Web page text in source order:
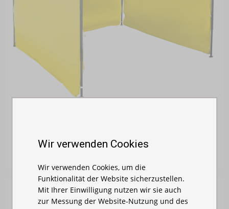
Auf Lager
Wir verwenden Cookies
Wir verwenden Cookies, um die
Funktionalität der Website sicherzustellen.
Mit Ihrer Einwilligung nutzen wir sie auch
zur Messung der Website-Nutzung und des